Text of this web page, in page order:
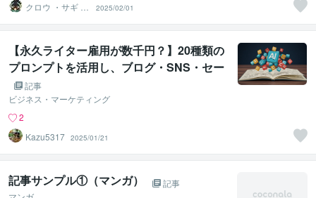
クロウ ・サギ 反
応集動画・記事
制作
2025/02/01
【永久ライター雇用が数千円？】20種類の
プロンプトを活用し、ブログ・SNS・セー
ルスレターまで全網羅…外注コストを破壊
する
記事
ビジネス・マーケティング
2
Kazu5317 2025/01/21
記事サンプル①（マンガ）
記事